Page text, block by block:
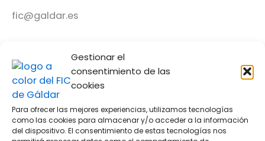
Gestionar el
consentimiento de las
cookies
Para ofrecer las mejores experiencias, utilizamos tecnologías
como las cookies para almacenar y/o acceder a la información
del dispositivo. El consentimiento de estas tecnologías nos
fic@galdar.es
Enlaces de interés
Ediciones anteriores
Prensa
Programación